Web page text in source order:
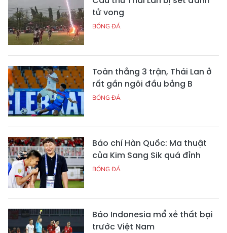
tử vong
BÓNG ĐÁ
Toàn thắng 3 trận, Thái Lan ở
rất gần ngôi đầu bảng B
BÓNG ĐÁ
Báo chí Hàn Quốc: Ma thuật
của Kim Sang Sik quá đỉnh
BÓNG ĐÁ
Báo Indonesia mổ xẻ thất bại
trước Việt Nam